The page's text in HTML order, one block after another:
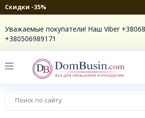
Скидки -35%
Уважаемые покупатели! Наш Viber
+380506989171